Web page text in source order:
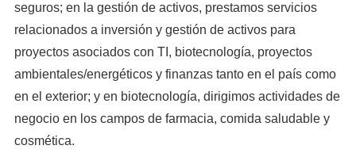
seguros; en la gestión de activos, prestamos servicios
relacionados a inversión y gestión de activos para
proyectos asociados con TI, biotecnología, proyectos
ambientales/energéticos y finanzas tanto en el país como
en el exterior; y en biotecnología, dirigimos actividades de
negocio en los campos de farmacia, comida saludable y
cosmética.